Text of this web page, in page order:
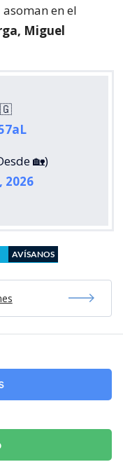
en el
Miguel
🏡)
2026
AVÍSANOS